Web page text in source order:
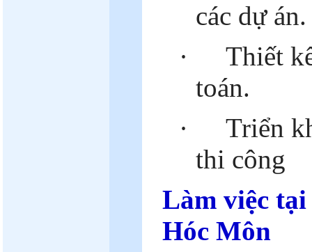
các dự án.
·
Thiết
toán.
·
Triển
thi công
Làm việc
Hóc Môn